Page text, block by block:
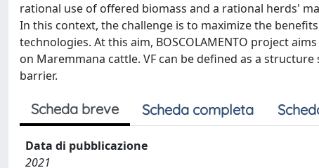
rational use of offered biomass and a rational herds'
In this context, the challenge is to maximize the
technologies. At this aim, BOSCOLAMENTO project
on Maremmana cattle. VF can be defined as a
barrier.
Scheda breve Scheda completa
Data di pubblicazione
2021